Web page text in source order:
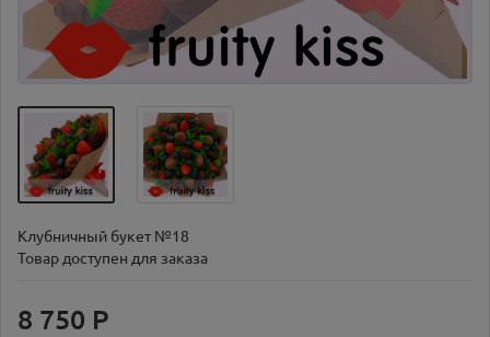
Клубничный букет №18
Товар доступен для заказа
8 750 Р